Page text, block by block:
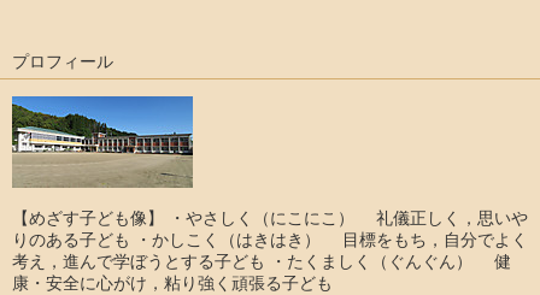
プロフィール
【めざす子ども像】 ・やさしく（にこにこ） 礼儀正しく，思いや
りのある子ども ・かしこく（はきはき） 目標をもち，自分でよく
考え，進んで学ぼうとする子ども ・たくましく（ぐんぐん） 健
康・安全に心がけ，粘り強く頑張る子ども